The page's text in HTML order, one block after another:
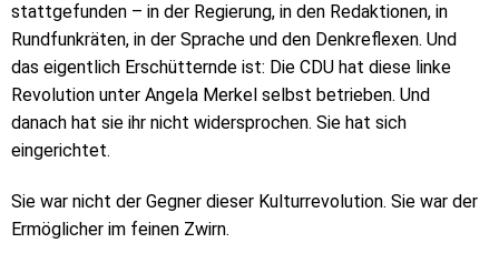
stattgefunden – in der Regierung, in den Redaktionen, in
Rundfunkräten, in der Sprache und den Denkreflexen. Und
das eigentlich Erschütternde ist: Die CDU hat diese linke
Revolution unter Angela Merkel selbst betrieben. Und
danach hat sie ihr nicht widersprochen. Sie hat sich
eingerichtet.
Sie war nicht der Gegner dieser Kulturrevolution. Sie war der
Ermöglicher im feinen Zwirn.